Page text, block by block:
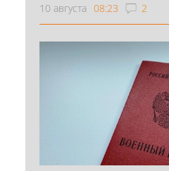
10 августа 08:23 2